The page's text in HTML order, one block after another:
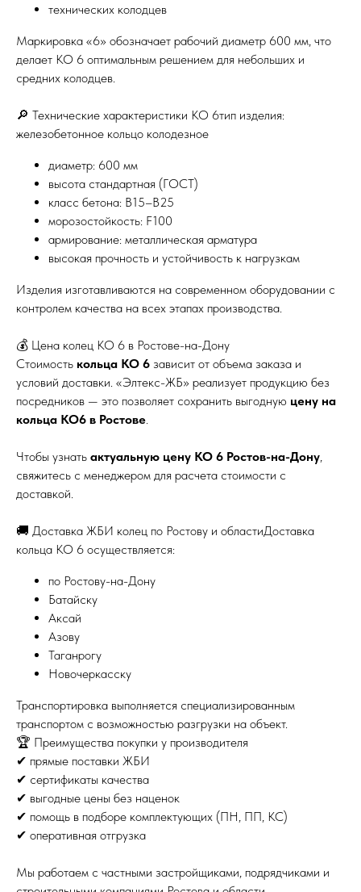
технических колодцев
Маркировка «6» обозначает рабочий диаметр 600 мм, что
делает КО 6 оптимальным решением для небольших и
средних колодцев.
🔎 Технические характеристики КО 6тип изделия:
железобетонное кольцо колодезное
диаметр: 600 мм
высота стандартная (ГОСТ)
класс бетона: В15–В25
морозостойкость: F100
армирование: металлическая арматура
высокая прочность и устойчивость к нагрузкам
Изделия изготавливаются на современном оборудовании с
контролем качества на всех этапах производства.
💰 Цена колец КО 6 в Ростове-на-Дону
Стоимость кольца КО 6 зависит от объема заказа и
условий доставки. «Элтекс-ЖБ» реализует продукцию без
посредников — это позволяет сохранить выгодную цену на
кольца КО6 в Ростове.
Чтобы узнать актуальную цену КО 6 Ростов-на-Дону,
свяжитесь с менеджером для расчета стоимости с
доставкой.
🚚 Доставка ЖБИ колец по Ростову и областиДоставка
кольца КО 6 осуществляется:
по Ростову-на-Дону
Батайску
Аксай
Азову
Таганрогу
Новочеркасску
Транспортировка выполняется специализированным
транспортом с возможностью разгрузки на объект.
🏆 Преимущества покупки у производителя
✔ прямые поставки ЖБИ
✔ сертификаты качества
✔ выгодные цены без наценок
✔ помощь в подборе комплектующих (ПН, ПП, КС)
✔ оперативная отгрузка
Мы работаем с частными застройщиками, подрядчиками и